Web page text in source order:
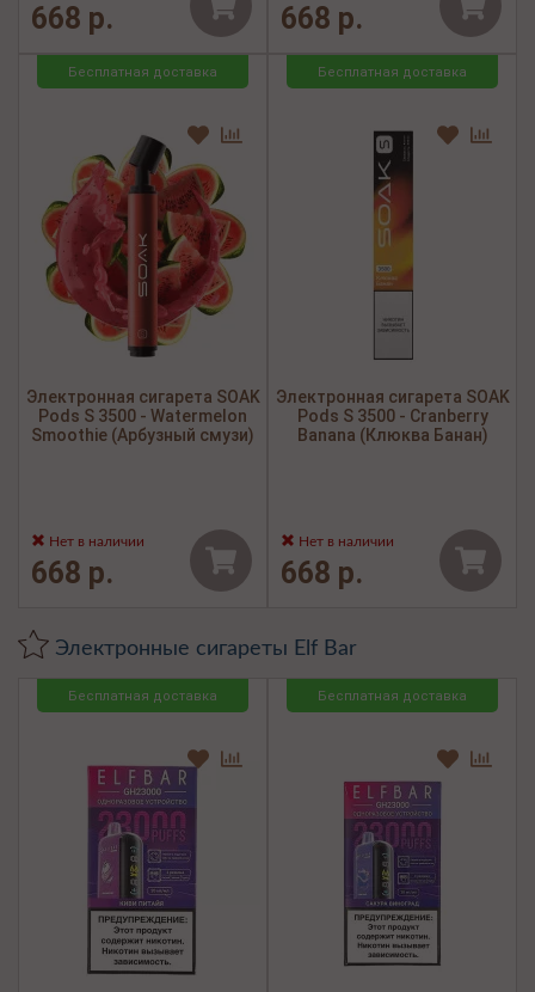
668 р. 668 р.
Бесплатная доставка
Электронная сигарета SOAK
Pods S 3500 - Watermelon
Smoothie (Арбузный смузи)
Нет в наличии
668 р.
Бесплатная доставка
Электронная сигарета SOAK
Pods S 3500 - Cranberry
Banana (Клюква Банан)
Нет в наличии
668 р.
Электронные сигареты Elf Bar
Бесплатная доставка Бесплатная доставка